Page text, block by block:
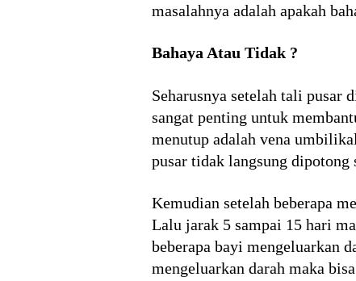
masalahnya adalah apakah
Bahaya Atau Tidak ?
Seharusnya setelah tali pusar
sangat penting untuk
menutup adalah vena
pusar tidak langsung
Kemudian setelah beberapa
Lalu jarak 5 sampai 15 hari
beberapa bayi mengeluarkan
mengeluarkan darah maka